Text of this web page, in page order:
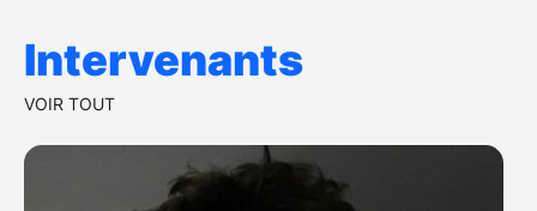
Intervenants
VOIR TOUT